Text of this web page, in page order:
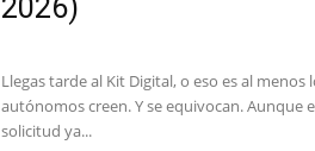
2026)
Llegas tarde al Kit Digital, o eso es al menos
autónomos creen. Y se equivocan. Aunque
solicitud ya...